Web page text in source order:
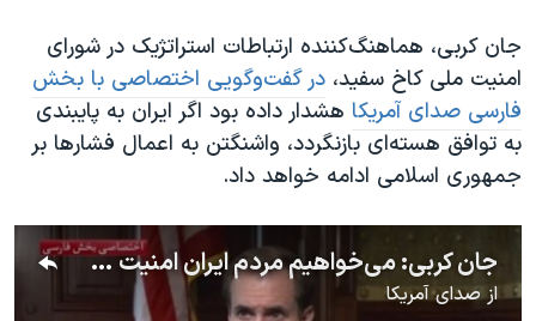
جان کربی، هماهنگ‌کننده ارتباطات استراتژیک در شورای
امنیت ملی کاخ سفید، در گفت‌و‌گویی اختصاصی با بخش
فارسی صدای آمریکا هشدار داده بود اگر ایران به پایبندی
به توافق هسته‌ای بازنگردد، واشنگتن به اعمال فشارها بر
جمهوری اسلامی ادامه خواهد داد.
جان کربی: می‌خواهیم مردم ایران امنیت و رفاه داشته باشند اما حکومت ایران مسیر دیگری می‌رود
ازصدای آمریکا